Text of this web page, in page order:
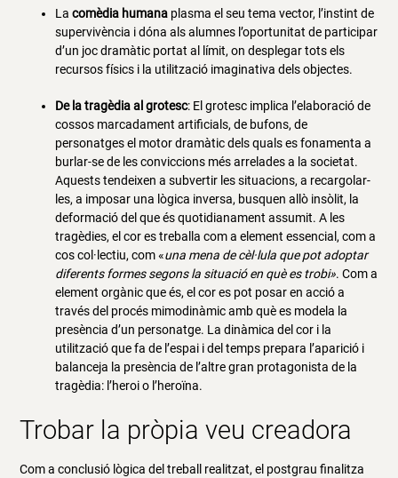
Lacomèdia humana plasma el seu tema vector, l’instint de
supervivència i dóna als alumnes l’oportunitat de participar
d’un joc dramàtic portat al límit, on desplegar tots els
recursos físics i la utilització imaginativa dels objectes.
De la tragèdia al grotesc: El grotesc implica l’elaboració de
cossos marcadament artificials, de bufons, de
personatges el motor dramàtic dels quals es fonamenta a
burlar-se de les conviccions més arrelades a la societat.
Aquests tendeixen a subvertir les situacions, a recargolar-
les, a imposar una lògica inversa, busquen allò insòlit, la
deformació del que és quotidianament assumit. A les
tragèdies, el cor es treballa com a element essencial, com a
cos col·lectiu, com «una mena de cèl·lula que pot adoptar
diferents formes segons la situació en què es trobi». Com a
element orgànic que és, el cor es pot posar en acció a
través del procés mimodinàmic amb què es modela la
presència d’un personatge. La dinàmica del cor i la
utilització que fa de l’espai i del temps prepara l’aparició i
balanceja la presència de l’altre gran protagonista de la
tragèdia: l’heroi o l’heroïna.
Trobar la pròpia veu creadora
Com a conclusió lògica del treball realitzat, el postgrau finalitza